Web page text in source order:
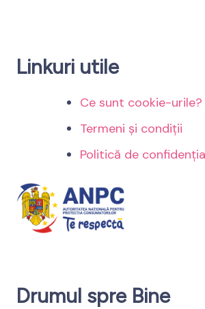
Linkuri utile
Ce sunt cookie-urile?
Termeni și condiții
Politică de
Drumul spre Bine